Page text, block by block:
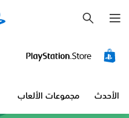
ح
ث
الأحدث مجموعات الألعاب